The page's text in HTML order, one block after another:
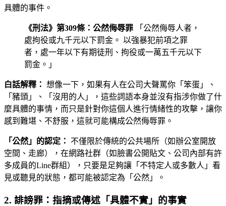
具體的事件。
《刑法》第309條：公然侮辱罪 「公然侮辱人者，
處拘役或九千元以下罰金。 以強暴犯前項之罪
者，處一年以下有期徒刑、拘役或一萬五千元以下
罰金。」
白話解釋： 想像一下，如果有人在公司大聲罵你「笨蛋」、
「豬頭」、「沒用的人」，這些詞語本身並沒有指涉你做了什
麼具體的事情，而只是針對你這個人進行情緒性的攻擊，讓你
感到難堪、不舒服，這就可能構成公然侮辱罪。
「公然」的認定：
不僅限於傳統的公共場所（如辦公室開放
空間、走廊），在網路社群（如臉書公開貼文、公司內部有許
多成員的Line群組），只要是足夠讓「不特定人或多數人」看
見或聽見的狀態，都可能被認定為「公然」。
2. 誹謗罪：指摘或傳述「具體不實」的事實